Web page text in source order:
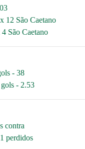
12 São Caetano
São Caetano
- 38
- 2.53
contra
perdidos